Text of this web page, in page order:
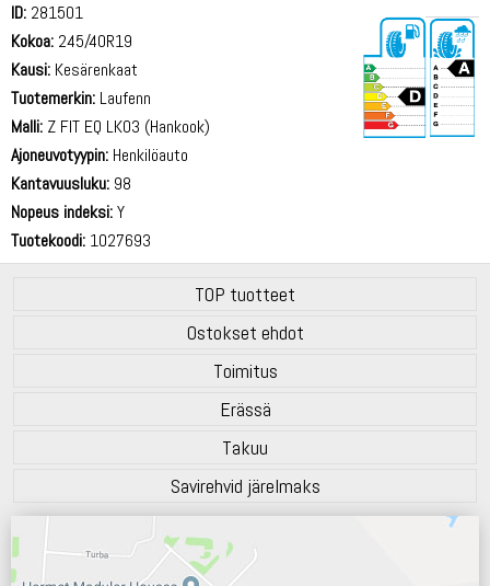
ID: 281501
Kokoa: 245/40R19
Kausi: Kesärenkaat
Tuotemerkin: Laufenn
Malli: Z FIT EQ LK03 (Hankook)
Ajoneuvotyypin: Henkilöauto
Kantavuusluku: 98
Nopeus indeksi:Y
Tuotekoodi: 1027693
TOP tuotteet
Ostokset ehdot
Toimitus
Erässä
Takuu
Savirehvid järelmaks